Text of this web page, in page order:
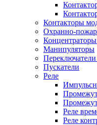
Контакторы
Охранно-
Манипуляторы
Пускатели
Реле
Реле
Реле